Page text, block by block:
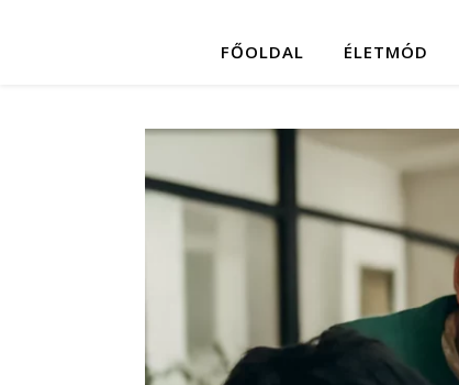
FŐOLDAL ÉLETMÓD